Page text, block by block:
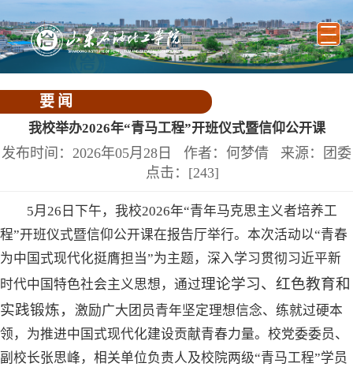
要闻
我校举办2026年“青马工程”开班仪式暨信仰公开课
发布时间：2026年05月28日 作者：何梦倩 来源：团委
点击：[243]
5月26日下午，我校2026年“青年马克思主义者培养工
程”开班仪式暨信仰公开课在报告厅举行。本次活动以“青春
为中国式现代化挺膺担当”为主题，深入学习贯彻习近平新
时代中国特色社会主义思想，通过理论学习、红色教育和
实践锻炼，
激励广大团员青年坚定理想信念、练就过硬本
领，为推进中国式现代化建设贡献青春力量。校党委委员、
副校长张思峰，相关单位负责人及校院两级“青马工程”学员